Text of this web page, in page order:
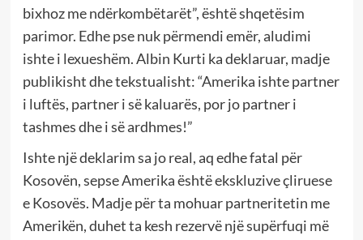
bixhoz me ndërkombëtarët”, është shqetësim
parimor. Edhe pse nuk përmendi emër, aludimi
ishte i lexueshëm. Albin Kurti ka deklaruar, madje
publikisht dhe tekstualisht: “Amerika ishte partner
i luftës, partner i së kaluarës, por jo partner i
tashmes dhe i së ardhmes!”
Ishte një deklarim sa jo real, aq edhe fatal për
Kosovën, sepse Amerika është ekskluzive çliruese
e Kosovës. Madje për ta mohuar partneritetin me
Amerikën, duhet ta kesh rezervë një supërfuqi më